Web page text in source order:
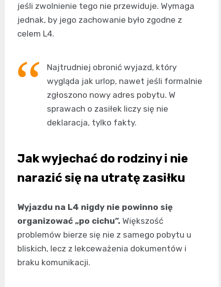
jeśli zwolnienie tego nie przewiduje. Wymaga
jednak, by jego zachowanie było zgodne z
celem L4.
Najtrudniej obronić wyjazd, który
wygląda jak urlop, nawet jeśli formalnie
zgłoszono nowy adres pobytu. W
sprawach o zasiłek liczy się nie
deklaracja, tylko fakty.
Jak wyjechać do rodziny i nie
narazić się na utratę zasiłku
Wyjazdu na L4 nigdy nie powinno się
organizować „po cichu”. Większość
problemów bierze się nie z samego pobytu u
bliskich, lecz z lekceważenia dokumentów i
braku komunikacji.